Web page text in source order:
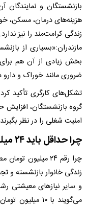
بازنشستگان و
هزینه‌های درمان، مسکن،
زندگی کرامت‌مند را نیز
بخش زیادی از آن هم
ضروری مانند خوراک و دارو
تشکل‌های کارگری تأکید
گروه بازنشستگان، افزایش
امنیت شغلی را در نظر
چرا حداقل باید ۲۴ میلیون تومان شود؟
چرا رقم ۲۴
زندگی خانوار بازنشسته و
و سایر نیازهای معیشتی
می‌گویند با ۱۰